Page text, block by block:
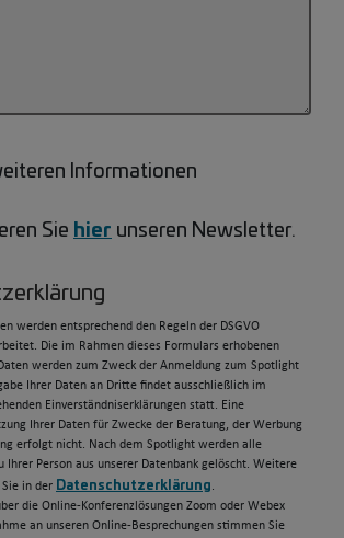
Informationen
Sie hier unseren Newsletter.
werden entsprechend den Regeln der DSGVO
Die im Rahmen dieses Formulars erhobenen
werden zum Zweck der Anmeldung zum Spotlight
Ihrer Daten an Dritte findet ausschließlich im
Einverständniserklärungen statt. Eine
Ihrer Daten für Zwecke der Beratung, der Werbung
erfolgt nicht. Nach dem Spotlight werden alle
Ihrer Person aus unserer Datenbank gelöscht. Weitere
in der Datenschutzerklärung.
die Online-Konferenzlösungen Zoom oder Webex
an unseren Online-Besprechungen stimmen Sie